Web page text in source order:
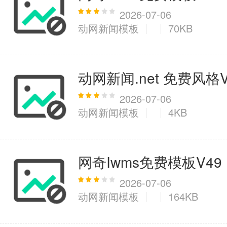
2026-07-06
动网新闻模板
70KB
动网新闻.net 免费风格
2026-07-06
动网新闻模板
4KB
网奇Iwms免费模板V49
2026-07-06
动网新闻模板
164KB